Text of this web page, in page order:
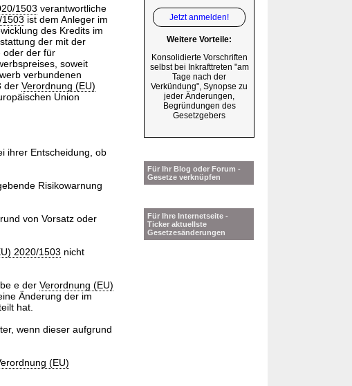
1503 verantwortliche
ist dem Anleger im
des Kredits im
der mit der
oder der für
soweit
verbundenen
der Verordnung (EU)
Union
ihrer Entscheidung, ob
Risikowarnung
von Vorsatz oder
2020/1503 nicht
e der Verordnung (EU)
Änderung der im
hat.
wenn dieser aufgrund
(EU)
Jetzt anmelden!
Weitere Vorteile:
Konsolidierte Vorschriften
selbst bei Inkrafttreten "am
Tage nach der
Verkündung", Synopse zu
jeder Änderungen,
Begründungen des
Gesetzgebers
Für Ihr Blog oder Forum -
Gesetze verknüpfen
Für Ihre Internetseite -
Ticker aktuellste
Gesetzesänderungen